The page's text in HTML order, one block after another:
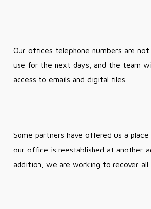
Our offices telephone numbers are
use for the next days, and the team
access to emails and digital files.
Some partners have offered us a
our office is reestablished at another
addition, we are working to recover all